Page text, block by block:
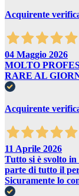
Acquirente
04 Maggio 2026
MOLTO
RARE AL
Acquirente
11 Aprile 2026
Tutto si è svolto
parte di tutto il
Sicuramente lo